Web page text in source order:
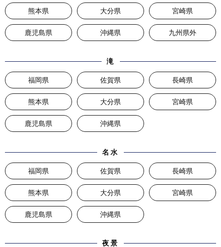
熊本県 大分県 宮崎県
鹿児島県 沖縄県 九州県外
滝
福岡県 佐賀県 長崎県
熊本県 大分県 宮崎県
鹿児島県 沖縄県
名水
福岡県 佐賀県 長崎県
熊本県 大分県 宮崎県
鹿児島県 沖縄県
夜景